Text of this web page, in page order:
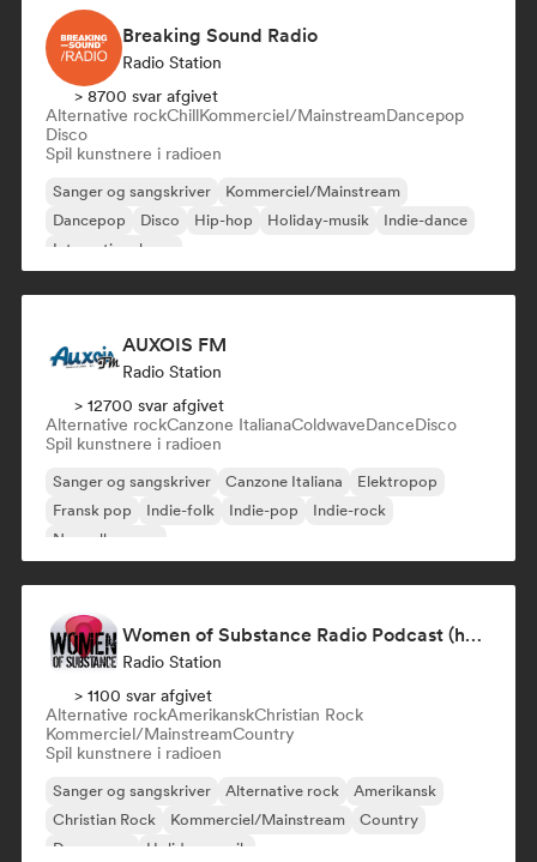
Breaking Sound Radio
Radio Station
> 8700 svar afgivet
Alternative rockChillKommerciel/MainstreamDancepop
Disco
Spil kunstnere i radioen
Sanger og sangskriver
Kommerciel/Mainstream
Dancepop
Disco Hip-hop Holiday-musik
Indie-dance
International pop
AUXOIS FM
Radio Station
> 12700 svar afgivet
Alternative rockCanzone ItalianaColdwaveDanceDisco
Spil kunstnere i radioen
Sanger og sangskriver Canzone Italiana
Elektropop
Fransk pop
Indie-folk Indie-pop
Indie-rock
Nouvelle scene
Women of Substance Radio Podcast (human Female recording or performing artists or female-fronted bands)
Radio Station
> 1100 svar afgivet
Alternative rockAmerikanskChristian Rock
Kommerciel/MainstreamCountry
Spil kunstnere i radioen
Sanger og sangskriver Alternative rock
Amerikansk
Christian Rock
Kommerciel/Mainstream
Country
Dream pop
Holiday-musik